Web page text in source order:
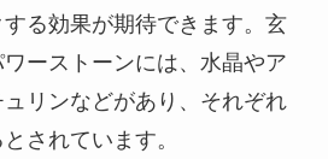
る効果が期待できます。玄
ーストーンには、水晶やア
リンなどがあり、それぞれ
されています。